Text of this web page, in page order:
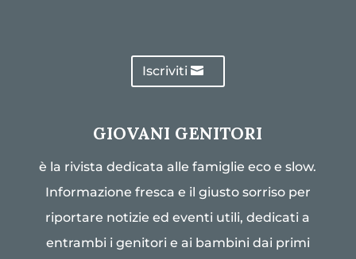
Iscriviti
GIOVANI GENITORI
è la rivista dedicata alle famiglie eco e slow.
Informazione fresca e il giusto sorriso per
riportare notizie ed eventi utili, dedicati a
entrambi i genitori e ai bambini dai primi